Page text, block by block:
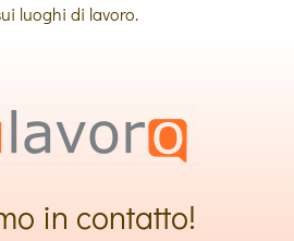
luoghi di lavoro.
in contatto!